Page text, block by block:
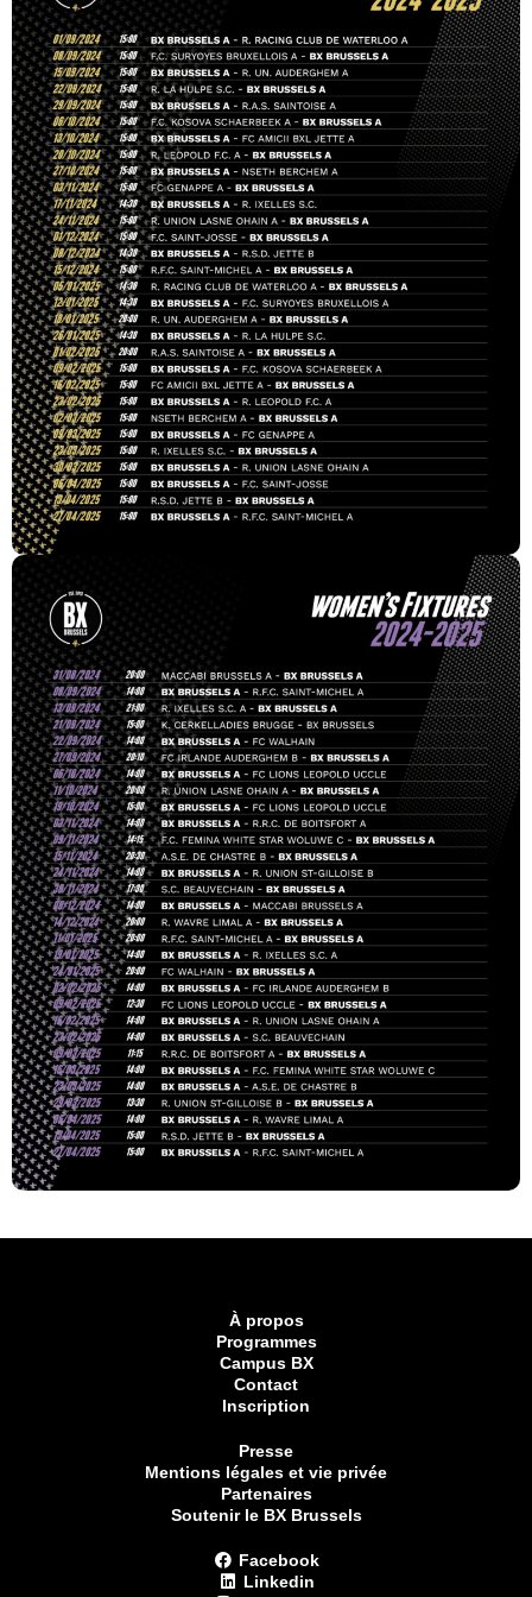
À propos
Programmes
Campus BX
Contact
Inscription
Presse
Mentions légales et vie privée
Partenaires
Soutenir le BX Brussels
Facebook
Linkedin